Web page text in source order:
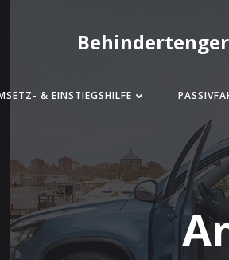
& EINSTIEGSHILFE